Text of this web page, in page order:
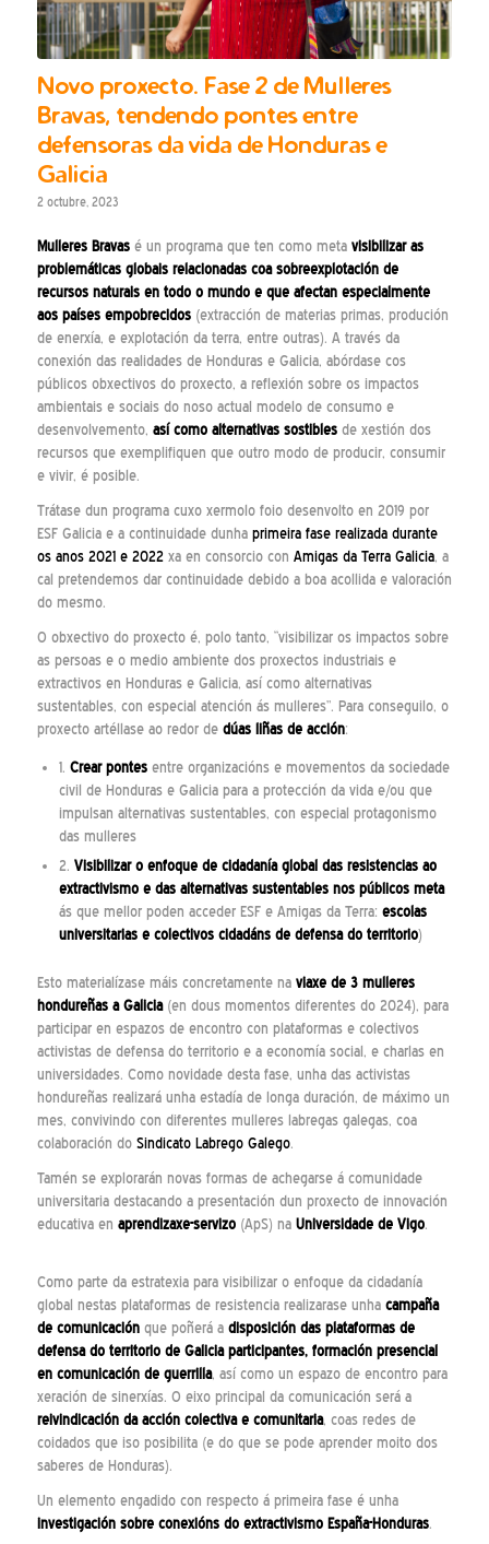
Novo proxecto. Fase 2 de Mulleres
Bravas, tendendo pontes entre
defensoras da vida de Honduras e
Galicia
2 octubre, 2023
Mulleres Bravasé un programa que ten como meta visibilizar as
problemáticas globais relacionadas coa sobreexplotación de
recursos naturais en todo o mundo e que afectan especialmente
aos países empobrecidos(extracción de materias primas, produción
de enerxía, e explotación da terra, entre outras). A través da
conexión das realidades de Honduras e Galicia, abórdase cos
públicos obxectivos do proxecto, a reflexión sobre os impactos
ambientais e sociais do noso actual modelo de consumo e
desenvolvemento, así como alternativas sostiblesde xestión dos
recursos que exemplifiquen que outro modo de producir, consumir
e vivir, é posible.
Trátase dun programa cuxo xermolo foio desenvolto en 2019 por
ESF Galicia e a continuidade dunha primeira fase realizada durante
os anos 2021 e 2022xa en consorcio con Amigas da Terra Galicia, a
cal pretendemos dar continuidade debido a boa acollida e valoración
do mesmo.
O obxectivo do proxecto é, polo tanto, “visibilizar os impactos sobre
as persoas e o medio ambiente dos proxectos industriais e
extractivos en Honduras e Galicia, así como alternativas
sustentables, con especial atención ás mulleres”. Para conseguilo, o
proxecto artéllase ao redor de dúas liñas de acción:
1. Crear pontesentre organizacións e movementos da sociedade
civil de Honduras e Galicia para a protección da vida e/ou que
impulsan alternativas sustentables, con especial protagonismo
das mulleres
2. Visibilizar o enfoque de cidadanía global das resistencias ao
extractivismo e das alternativas sustentables nos públicos meta
ás que mellor poden acceder ESF e Amigas da Terra: escolas
universitarias e colectivos cidadáns de defensa do territorio)
Esto materialízase máis concretamente naviaxe de 3 mulleres
hondureñas a Galicia(en dous momentos diferentes do 2024), para
participar en espazos de encontro con plataformas e colectivos
activistas de defensa do territorio e a economía social, e charlas en
universidades. Como novidade desta fase, unha das activistas
hondureñas realizará unha estadía de longa duración, de máximo un
mes, convivindo con diferentes mulleres labregas galegas, coa
colaboración do Sindicato Labrego Galego.
Tamén se explorarán novas formas de achegarse á comunidade
universitaria destacando a presentación dun proxecto de innovación
educativa en aprendizaxe-servizo (ApS) na Universidade de Vigo.
Como parte da estratexia para visibilizar o enfoque da cidadanía
global nestas plataformas de resistencia realizarase unha campaña
de comunicaciónque poñerá a disposición das plataformas de
defensa do territorio de Galicia participantes, formación presencial
en comunicación de guerrilla, así como un espazo de encontro para
xeración de sinerxías. O eixo principal da comunicación será a
reivindicación da acción colectiva e comunitaria, coas redes de
coidados que iso posibilita (e do que se pode aprender moito dos
saberes de Honduras).
Un elemento engadido con respecto á primeira fase é unha
investigación sobre conexións do extractivismo España-Honduras.